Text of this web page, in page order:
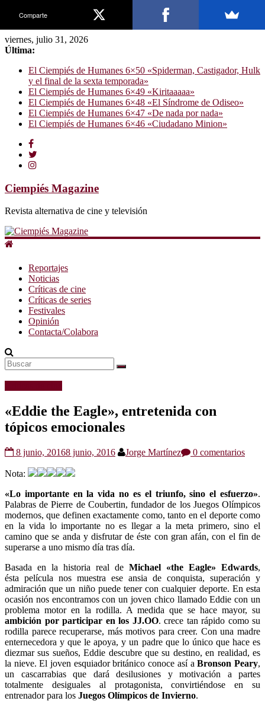
viernes, julio 31, 2026
Última:
El Ciempiés de Humanes 6×50 «Spiderman, Castigador, Hulk
y el final de la sexta temporada»
El Ciempiés de Humanes 6×49 «Kiritaaaaa»
El Ciempiés de Humanes 6×48 «El Síndrome de Odiseo»
El Ciempiés de Humanes 6×47 «De nada por nada»
El Ciempiés de Humanes 6×46 «Ciudadano Minion»
Ciempiés Magazine
Revista alternativa de cine y televisión
Reportajes
Noticias
Críticas de cine
Críticas de series
Festivales
Opinión
Contacta/Colabora
«Eddie the Eagle», entretenida con
tópicos emocionales
8 junio, 20168 junio, 2016 Jorge Martínez 0 comentarios
Nota:
«Lo importante en la vida no es el triunfo, sino el esfuerzo».
Palabras de Pierre de Coubertin, fundador de los Juegos Olímpicos
modernos, que definen exactamente como, tanto en el deporte como
en la vida lo importante no es llegar a la meta primero, sino el
camino que se anda y disfrutar de éste con gran afán, con el fin de
superarse a uno mismo día tras día.
Basada en la historia real de Michael «the Eagle» Edwards,
ésta película nos muestra ese ansia de conquista, superación y
admiración que un niño puede tener con cualquier deporte. En esta
ocasión nos encontramos con un joven chico llamado Eddie con un
problema motor en la rodilla. A medida que se hace mayor, su
ambición por participar en los JJ.OO. crece tan rápido como su
rodilla parece recuperarse, más motivos para creer. Con una madre
enternecedora y que le apoya, y un padre que lo único que hace es
diezmar sus sueños, Eddie descubre que su destino, en realidad, es
la nieve. El joven esquiador británico conoce así aBronson Peary,
un cascarrabias que dará desilusiones y motivación a partes
totalmente desiguales al protagonista, convirtiéndose en su
entrenador para los Juegos Olímpicos de Invierno.
Comparte